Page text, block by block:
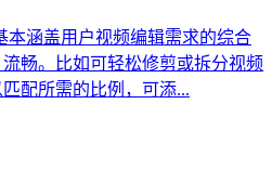
本涵盖用户视频编辑需求的综合
畅。比如可轻松修剪或拆分视频
配所需的比例，可添...